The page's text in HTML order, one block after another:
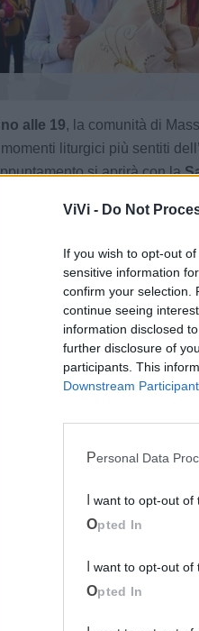
ViVi - Do Not
If you wish to opt-out
sensitive information
confirm your selection.
continue seeing
information disclosed
further disclosure of
participants. This
Downstream
Personal Data
I want to opt-out
Opted In
I want to opt-out
Opted In
alle 19, la comunità di
liturgici più sentiti
si aprirà con la
tradizionale
articolato percorso cittadino:
Reg. Margherita, Via
Roma, Piazza Vittorio
Garibaldi, Largo San
Pio XI.
benedizione
invito aperto a tutta la
e rinnovamento della
processionale sono